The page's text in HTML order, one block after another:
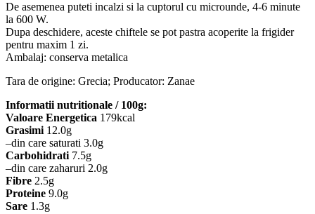
De asemenea puteti incalzi si la cuptorul cu microunde, 4-6 minute
la 600 W.
Dupa deschidere, aceste chiftele se pot pastra acoperite la frigider
pentru maxim 1 zi.
Ambalaj: conserva metalica
Tara de origine: Grecia; Producator: Zanae
Informatii nutritionale / 100g:
Valoare Energetica 179kcal
Grasimi12.0g
–din care saturati 3.0g
Carbohidrati7.5g
–din care zaharuri 2.0g
Fibre 2.5g
Proteine 9.0g
Sare 1.3g